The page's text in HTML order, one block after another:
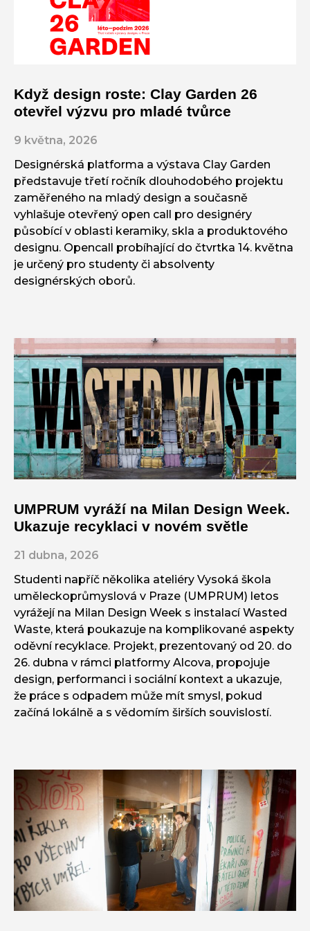
Když design roste: Clay Garden 26
otevřel výzvu pro mladé tvůrce
9 května, 2026
Designérská platforma a výstava Clay Garden
představuje třetí ročník dlouhodobého projektu
zaměřeného na mladý design a současně
vyhlašuje otevřený open call pro designéry
působící v oblasti keramiky, skla a produktového
designu. Opencall probíhající do čtvrtka 14. května
je určený pro studenty či absolventy
designérských oborů.
UMPRUM vyráží na Milan Design Week.
Ukazuje recyklaci v novém světle
21 dubna, 2026
Studenti napříč několika ateliéry Vysoká škola
uměleckoprůmyslová v Praze (UMPRUM) letos
vyrážejí na Milan Design Week s instalací Wasted
Waste, která poukazuje na komplikované aspekty
oděvní recyklace. Projekt, prezentovaný od 20. do
26. dubna v rámci platformy Alcova, propojuje
design, performanci i sociální kontext a ukazuje,
že práce s odpadem může mít smysl, pokud
začíná lokálně a s vědomím širších souvislostí.